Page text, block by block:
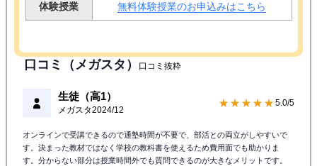
体験授業 無料体験授業のお申込みはこちら
口コミ（メガスタ） 口コミ抜粋
生徒（高1）
メガスタ2024/12
★★★★★ 5.0/5
オンラインで受講できるので通塾時間が不要で、部活との両立がしやすいで
す。決まった教材ではなく学校の教科書を使えるため費用面でも助かりま
す。分からない部分は授業時間外でも質問できるのが大きなメリットです。